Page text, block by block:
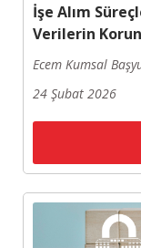
İşe Alım
Verilerin
Ecem Kumsal
24 Şubat 2026